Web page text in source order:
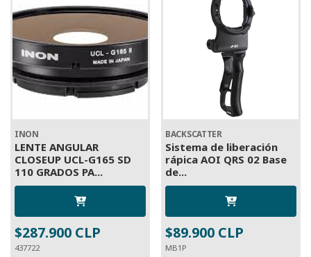
INON
LENTE ANGULAR
CLOSEUP UCL-G165 SD
110 GRADOS PA...
$287.900 CLP
437722
BACKSCATTER
Sistema de liberación
rápica AOI QRS 02 Base
de...
$89.900 CLP
MB1P